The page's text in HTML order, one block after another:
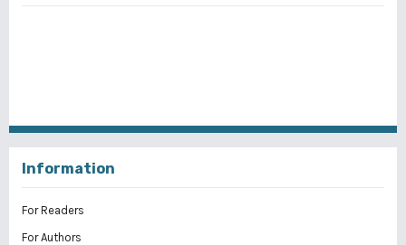
Information
For Readers
For Authors